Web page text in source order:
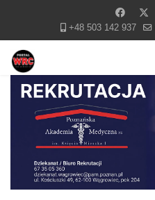
+48 503 142 937